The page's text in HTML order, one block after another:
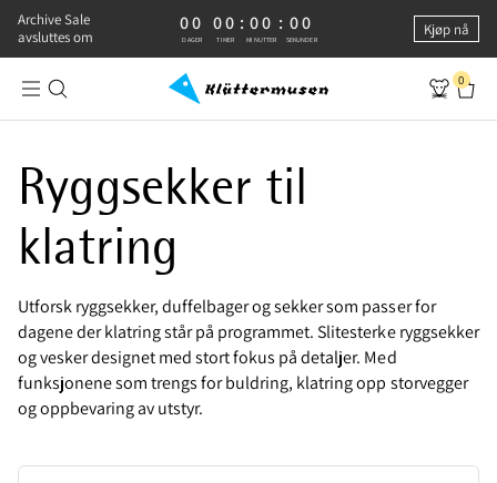
Archive Sale
avsluttes om
0 DAGER, 0 TIMER, 0 MINUTTER, 0 SEKUNDER
00
DAGER
00
TIMER
: 00
MINUTTER
: 00
SEKUNDER
Kjøp nå
0
Ryggsekker til
klatring
Utforsk ryggsekker, duffelbager og sekker som passer for
dagene der klatring står på programmet. Slitesterke ryggsekker
og vesker designet med stort fokus på detaljer. Med
funksjonene som trengs for buldring, klatring opp storvegger
og oppbevaring av utstyr.